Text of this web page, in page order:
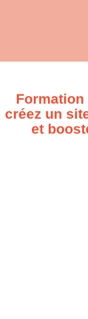
Formation
créez un
et